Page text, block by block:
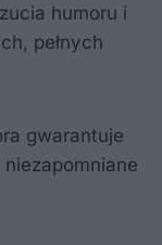
humoru i
pełnych
gwarantuje
niezapomniane